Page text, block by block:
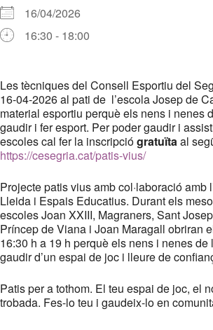
16/04/2026
16:30 - 18:00
Les tècniques del Consell Esportiu del
16-04-2026 al pati de l’escola Josep de
material esportiu perquè els nens i nenes
gaudir i fer esport. Per poder gaudir i
escoles cal fer la inscripciógratuïtaal
https://cesegria.cat/patis-vius/
Projecte patis vius amb col·laboració amb
Lleida i Espais Educatius. Durant els
escoles Joan XXIII, Magraners, Sant
Príncep de Viana i Joan Maragall obriran
16:30 h a 19 h perquè els nens i nenes de
gaudir d’un espai de joc i lleure de
Patis per a tothom. El teu espai de joc, el
trobada. Fes-lo teu i gaudeix-lo en